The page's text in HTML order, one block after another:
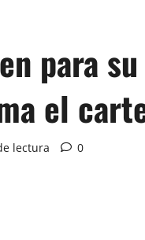
para
el
lectura 0